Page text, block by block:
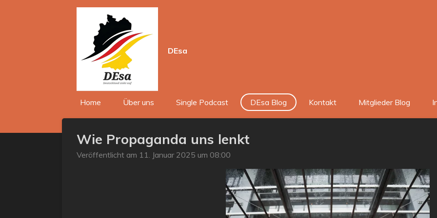
DEsa
Home Über uns Single Podcast DEsa Blog Kontakt Mitglieder Blog
Wie Propaganda uns lenkt
Veröffentlicht am 11. Januar 2025 um 08:00